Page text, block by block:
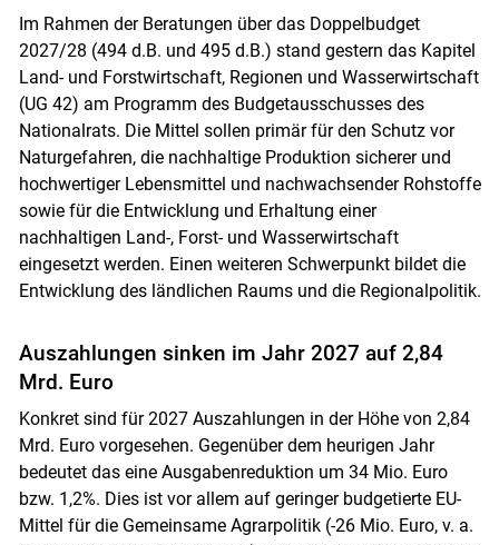
Im Rahmen der Beratungen über das Doppelbudget
2027/28 (494 d.B. und 495 d.B.) stand gestern das Kapitel
Land- und Forstwirtschaft, Regionen und Wasserwirtschaft
(UG 42) am Programm des Budgetausschusses des
Nationalrats. Die Mittel sollen primär für den Schutz vor
Naturgefahren, die nachhaltige Produktion sicherer und
hochwertiger Lebensmittel und nachwachsender Rohstoffe
sowie für die Entwicklung und Erhaltung einer
nachhaltigen Land-, Forst- und Wasserwirtschaft
eingesetzt werden. Einen weiteren Schwerpunkt bildet die
Entwicklung des ländlichen Raums und die Regionalpolitik.
Auszahlungen sinken im Jahr 2027 auf 2,84
Mrd. Euro
Konkret sind für 2027 Auszahlungen in der Höhe von 2,84
Mrd. Euro vorgesehen. Gegenüber dem heurigen Jahr
bedeutet das eine Ausgabenreduktion um 34 Mio. Euro
bzw. 1,2%. Dies ist vor allem auf geringer budgetierte EU-
Mittel für die Gemeinsame Agrarpolitik (-26 Mio. Euro, v. a.